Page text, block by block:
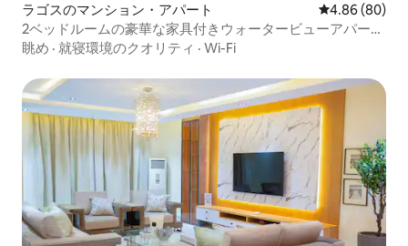
ラゴスのマンション・アパート レビュー80件
4.86 (80)
2ベッドルームの豪華な家具付きウォータービューアパート
メント
眺め · 就寝環境のクオリティ · Wi-Fi